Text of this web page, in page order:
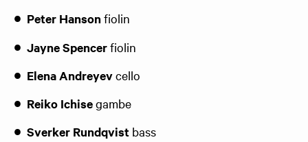
Peter Hansonfiolin
Jayne Spencerfiolin
Elena Andreyevcello
Reiko Ichisegambe
Sverker Rundqvist bass